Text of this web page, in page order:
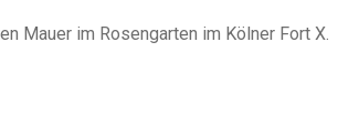
Mauer im Rosengarten im Kölner Fort X.